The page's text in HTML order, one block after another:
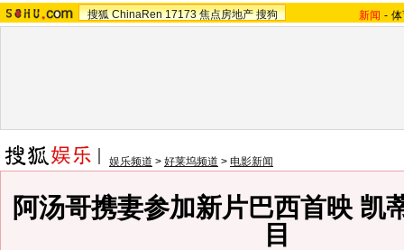
搜狐 ChinaRen 17173 焦点房地产 搜狗 新闻 -
娱乐频道 > 好莱坞频道 > 电影新闻
阿汤哥携妻参加新片巴西首映 凯
目